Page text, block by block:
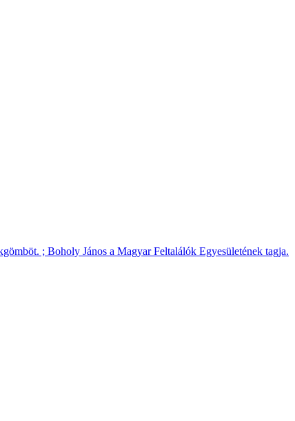
; Boholy János a Magyar Feltalálók Egyesületének tagja.